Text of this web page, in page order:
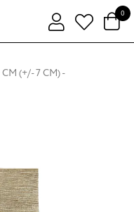
0
(+/- 7 CM) -